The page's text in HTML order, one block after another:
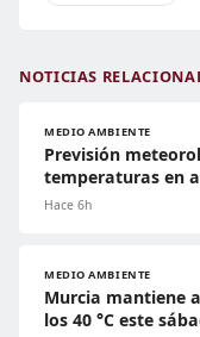
NOTICIAS
MEDIO AMBIENTE
Previsión
temperaturas en
Hace 6h
MEDIO AMBIENTE
Murcia mantiene
los 40 °C este